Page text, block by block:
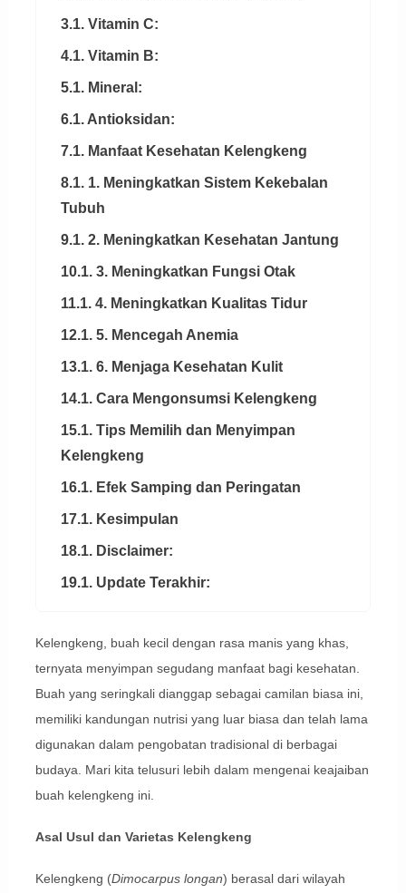
3.1. Vitamin C:
4.1. Vitamin B:
5.1. Mineral:
6.1. Antioksidan:
7.1. Manfaat Kesehatan Kelengkeng
8.1. 1. Meningkatkan Sistem Kekebalan
Tubuh
9.1. 2. Meningkatkan Kesehatan Jantung
10.1. 3. Meningkatkan Fungsi Otak
11.1. 4. Meningkatkan Kualitas Tidur
12.1. 5. Mencegah Anemia
13.1. 6. Menjaga Kesehatan Kulit
14.1. Cara Mengonsumsi Kelengkeng
15.1. Tips Memilih dan Menyimpan
Kelengkeng
16.1. Efek Samping dan Peringatan
17.1. Kesimpulan
18.1. Disclaimer:
19.1. Update Terakhir:
Kelengkeng, buah kecil dengan rasa manis yang khas,
ternyata menyimpan segudang manfaat bagi kesehatan.
Buah yang seringkali dianggap sebagai camilan biasa ini,
memiliki kandungan nutrisi yang luar biasa dan telah lama
digunakan dalam pengobatan tradisional di berbagai
budaya. Mari kita telusuri lebih dalam mengenai keajaiban
buah kelengkeng ini.
Asal Usul dan Varietas Kelengkeng
Kelengkeng (Dimocarpus longan) berasal dari wilayah